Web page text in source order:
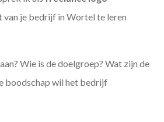
van je bedrijf in Wortel te leren
Wie is de doelgroep? Wat zijn de
boodschap wil het bedrijf